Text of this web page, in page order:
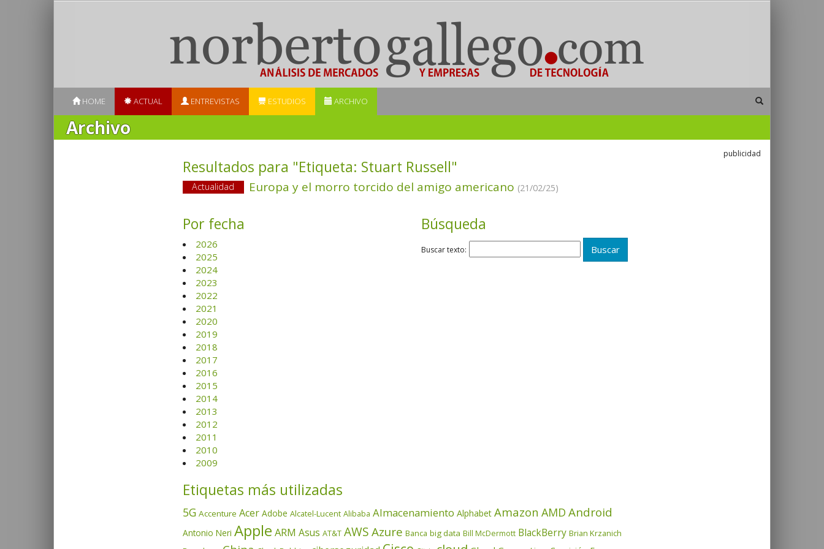
HOME ACTUAL ENTREVISTAS ESTUDIOS ARCHIVO
Archivo
Resultados para "Etiqueta: Stuart Russell"
Actualidad Europa y el morro torcido del amigo americano (21/02/25)
Por fecha
2026
2025
2024
2023
2022
2021
2020
2019
2018
2017
2016
2015
2014
2013
2012
2011
2010
2009
Búsqueda
Buscar texto:
Etiquetas más utilizadas
5G Accenture Acer Adobe Alcatel-Lucent Alibaba Almacenamiento Alphabet Amazon AMD Android
Antonio Neri Apple ARM Asus AT&T AWSAzure Banca big data Bill McDermott BlackBerry Brian Krzanich
publicidad